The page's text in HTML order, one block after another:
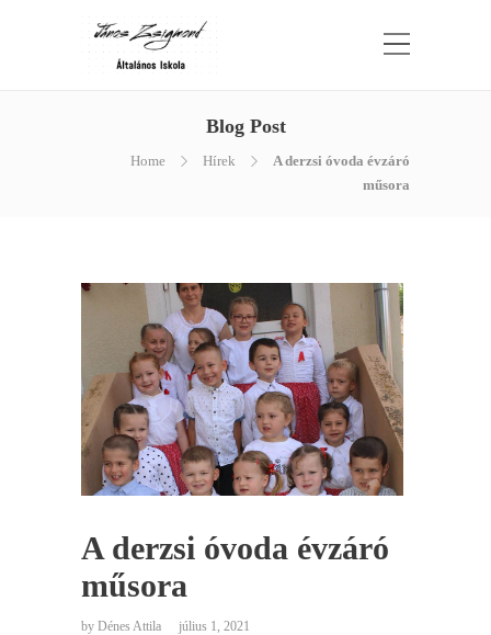
Blog Post
Home Hírek
A derzsi óvoda évzáró
műsora
A derzsi óvoda évzáró
műsora
by Dénes Attila
július 1, 2021